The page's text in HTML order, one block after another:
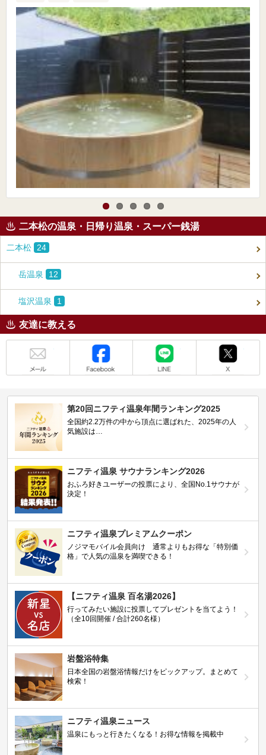
二本松の温泉・日帰り温泉・スーパー銭湯
二本松 24
岳温泉 12
塩沢温泉 1
友達に教える
第20回ニフティ温泉年間ランキング2025
全国約2.2万件の中から頂点に選ばれた、2025年の人
気施設は…
ニフティ温泉 サウナランキング2026
おふろ好きユーザーの投票により、全国No.1サウナが
決定！
ニフティ温泉プレミアムクーポン
ノジマモバイル会員向け 通常よりもお得な「特別価
格」で人気の温泉を満喫できる！
【ニフティ温泉 百名湯2026】
行ってみたい施設に投票してプレゼントを当てよう！
（全10回開催 / 合計260名様）
岩盤浴特集
日本全国の岩盤浴情報だけをピックアップ。まとめて
検索！
ニフティ温泉ニュース
温泉にもっと行きたくなる！お得な情報を掲載中